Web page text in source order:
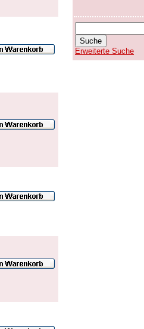
Erweiterte Suche